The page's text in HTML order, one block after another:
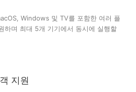
Windows 및 TV를 포함한 여러 플
하며 최대 5개 기기에서 동시에 실행할
지원